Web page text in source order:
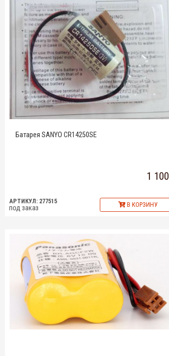
Батарея SANYO CR14250SE
1 100
АРТИКУЛ: 277515
под заказ В КОРЗИНУ